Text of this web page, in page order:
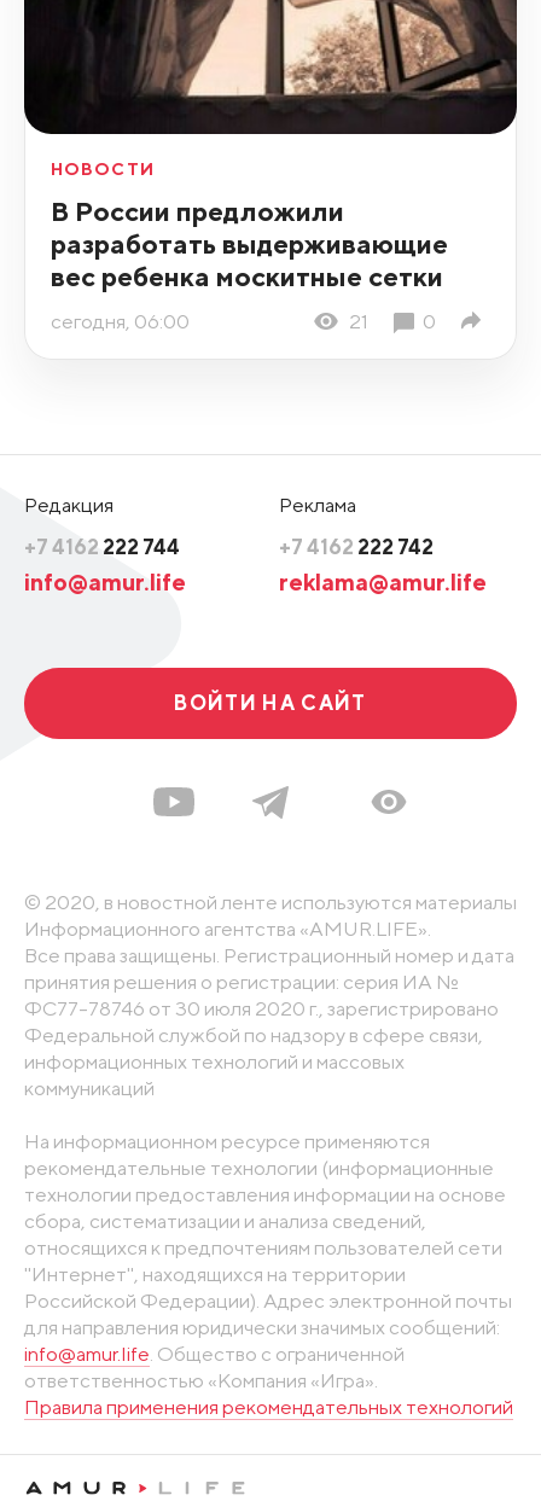
НОВОСТИ
В России предложили
разработать выдерживающие
вес ребенка москитные сетки
сегодня, 06:00 21 0
Редакция
+7 4162 222 744
info@amur.life
Реклама
+7 4162 222 742
reklama@amur.life
ВОЙТИ НА САЙТ
© 2020, в новостной ленте используются материалы
Информационного агентства «AMUR.LIFE».
Все права защищены. Регистрационный номер и дата
принятия решения о регистрации: серия ИА №
ФС77-78746 от 30 июля 2020 г., зарегистрировано
Федеральной службой по надзору в сфере связи,
информационных технологий и массовых
коммуникаций
На информационном ресурсе применяются
рекомендательные технологии (информационные
технологии предоставления информации на основе
сбора, систематизации и анализа сведений,
относящихся к предпочтениям пользователей сети
"Интернет", находящихся на территории
Российской Федерации). Адрес электронной почты
для направления юридически значимых сообщений:
info@amur.life. Общество с ограниченной
ответственностью «Компания «Игра».
Правила применения рекомендательных технологий